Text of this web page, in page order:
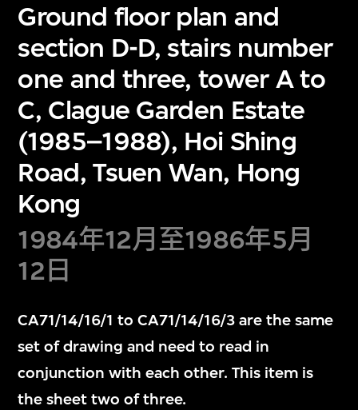
Ground floor plan and
section D-D, stairs number
one and three, tower A to
C, Clague Garden Estate
(1985–1988), Hoi Shing
Road, Tsuen Wan, Hong
Kong
1984年12月至1986年5月
12日
CA71/14/16/1 to CA71/14/16/3 are the same
set of drawing and need to read in
conjunction with each other. This item is
the sheet two of three.